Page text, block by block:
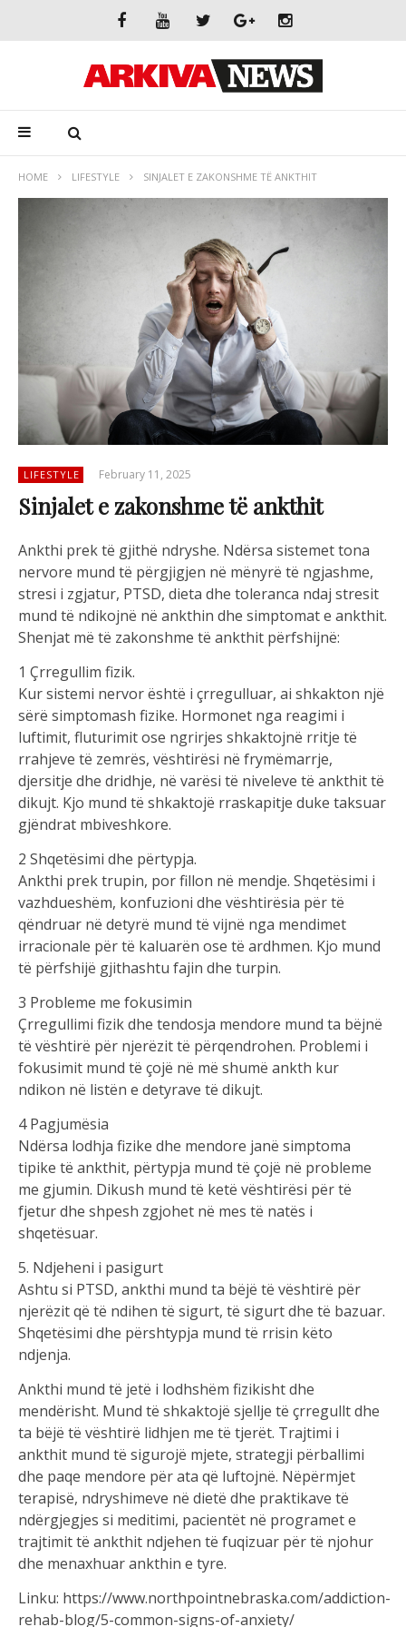
HOME LIFESTYLE SINJALET E ZAKONSHME TË ANKTHIT
LIFESTYLE February 11, 2025
Sinjalet e zakonshme të ankthit
Ankthi prek të gjithë ndryshe. Ndërsa sistemet tona
nervore mund të përgjigjen në mënyrë të ngjashme,
stresi i zgjatur, PTSD, dieta dhe toleranca ndaj stresit
mund të ndikojnë në ankthin dhe simptomat e ankthit.
Shenjat më të zakonshme të ankthit përfshijnë:
1 Çrregullim fizik.
Kur sistemi nervor është i çrregulluar, ai shkakton një
sërë simptomash fizike. Hormonet nga reagimi i
luftimit, fluturimit ose ngrirjes shkaktojnë rritje të
rrahjeve të zemrës, vështirësi në frymëmarrje,
djersitje dhe dridhje, në varësi të niveleve të ankthit të
dikujt. Kjo mund të shkaktojë rraskapitje duke taksuar
gjëndrat mbiveshkore.
2 Shqetësimi dhe përtypja.
Ankthi prek trupin, por fillon në mendje. Shqetësimi i
vazhdueshëm, konfuzioni dhe vështirësia për të
qëndruar në detyrë mund të vijnë nga mendimet
irracionale për të kaluarën ose të ardhmen. Kjo mund
të përfshijë gjithashtu fajin dhe turpin.
3 Probleme me fokusimin
Çrregullimi fizik dhe tendosja mendore mund ta bëjnë
të vështirë për njerëzit të përqendrohen. Problemi i
fokusimit mund të çojë në më shumë ankth kur
ndikon në listën e detyrave të dikujt.
4 Pagjumësia
Ndërsa lodhja fizike dhe mendore janë simptoma
tipike të ankthit, përtypja mund të çojë në probleme
me gjumin. Dikush mund të ketë vështirësi për të
fjetur dhe shpesh zgjohet në mes të natës i
shqetësuar.
5. Ndjeheni i pasigurt
Ashtu si PTSD, ankthi mund ta bëjë të vështirë për
njerëzit që të ndihen të sigurt, të sigurt dhe të bazuar.
Shqetësimi dhe përshtypja mund të rrisin këto
ndjenja.
Ankthi mund të jetë i lodhshëm fizikisht dhe
mendërisht. Mund të shkaktojë sjellje të çrregullt dhe
ta bëjë të vështirë lidhjen me të tjerët. Trajtimi i
ankthit mund të sigurojë mjete, strategji përballimi
dhe paqe mendore për ata që luftojnë. Nëpërmjet
terapisë, ndryshimeve në dietë dhe praktikave të
ndërgjegjes si meditimi, pacientët në programet e
trajtimit të ankthit ndjehen të fuqizuar për të njohur
dhe menaxhuar ankthin e tyre.
Linku: https://www.northpointnebraska.com/addiction-
rehab-blog/5-common-signs-of-anxiety/